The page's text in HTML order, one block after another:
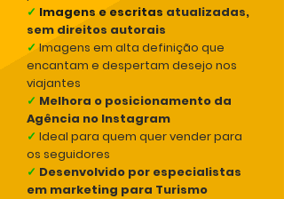
✓ Imagens e escritas atualizadas,
sem direitos autorais
✓ Imagens em alta definição que
encantam e despertam desejo nos
viajantes
✓ Melhora o posicionamento da
Agência no Instagram
✓ Ideal para quem quer vender para
os seguidores
✓ Desenvolvido por especialistas
em marketing para Turismo